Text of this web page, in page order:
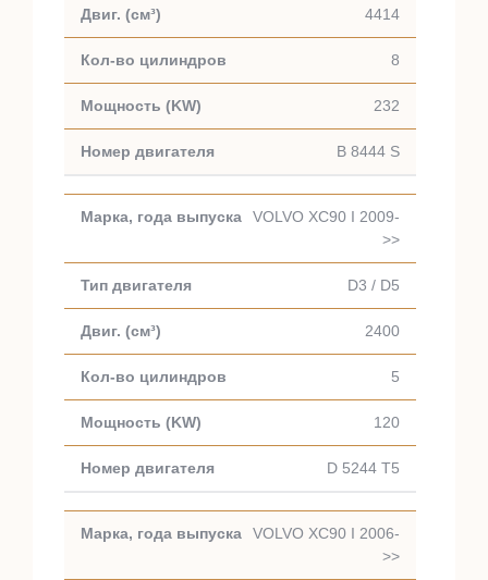
4414
8
232
B 8444 S
VOLVO XC90 I 2009-
>>
D3 / D5
2400
5
120
D 5244 T5
VOLVO XC90 I 2006-
>>